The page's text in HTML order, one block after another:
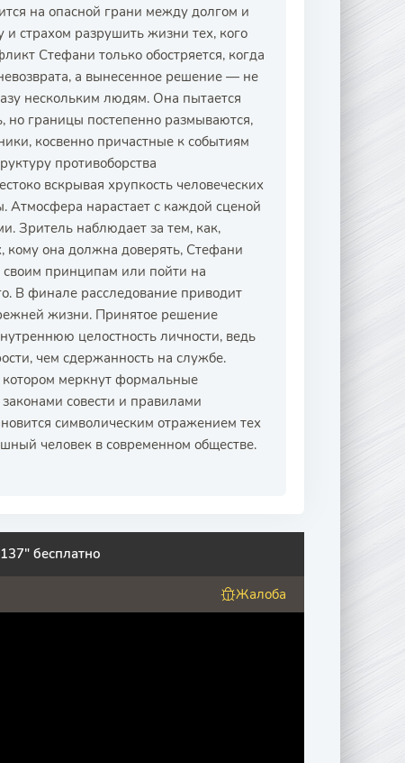
на опасной грани между долгом и
страхом разрушить жизни тех, кого
Стефани только обостряется, когда
а вынесенное решение — не
нескольким людям. Она пытается
но границы постепенно размываются,
косвенно причастные к событиям
противоборства
вскрывая хрупкость человеческих
Атмосфера нарастает с каждой сценой
Зритель наблюдает за тем, как,
кому она должна доверять, Стефани
своим принципам или пойти на
В финале расследование приводит
жизни. Принятое решение
целостность личности, ведь
чем сдержанность на службе.
котором меркнут формальные
совести и правилами
символическим отражением тех
человек в современном обществе.
бесплатно
Жалоба